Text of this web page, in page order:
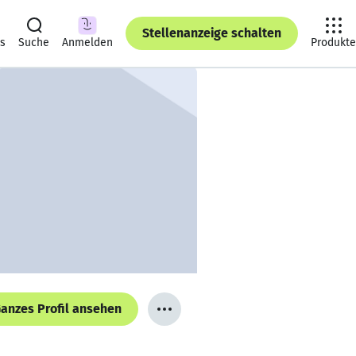
Suche Anmelden
Stellenanzeige schalten
Produkte
Profil ansehen